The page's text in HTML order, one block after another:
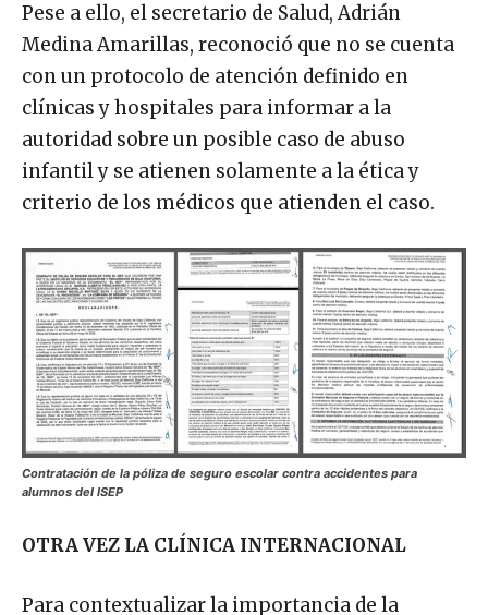
Pese a ello, el secretario de Salud, Adrián
Medina Amarillas, reconoció que no se cuenta
con un protocolo de atención definido en
clínicas y hospitales para informar a la
autoridad sobre un posible caso de abuso
infantil y se atienen solamente a la ética y
criterio de los médicos que atienden el caso.
Contratación de la póliza de seguro escolar contra accidentes para
alumnos del ISEP
OTRA VEZ LA CLÍNICA INTERNACIONAL
Para contextualizar la importancia de la